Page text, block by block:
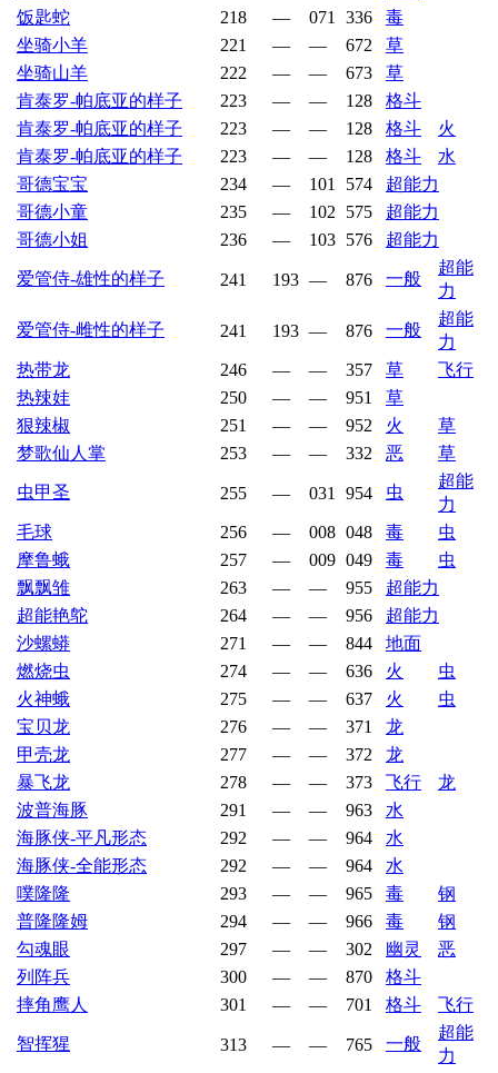
饭匙蛇
218 — 071 336
毒
坐骑小羊
221 — — 672
草
坐骑山羊
222 — — 673
草
肯泰罗-帕底亚的样子
223 — — 128
格斗
肯泰罗-帕底亚的样子
223 — — 128 格斗
火
肯泰罗-帕底亚的样子
223 — — 128 格斗
水
哥德宝宝
234 — 101 574
超能力
哥德小童
235 — 102 575
超能力
哥德小姐
236 — 103 576 超能力
爱管侍-雄性的样子 241 193 — 876 一般
超能
力
爱管侍-雌性的样子 241 193 — 876 一般
超能
力
热带龙
246 — — 357 草
飞行
热辣娃
250 — — 951
草
狠辣椒
251 — — 952 火
草
梦歌仙人掌
253 — — 332 恶 草
虫甲圣 255 — 031 954 虫
超能
力
毛球
256 — 008 048 毒
虫
摩鲁蛾
257 — 009 049 毒
虫
飘飘雏
263 — — 955
超能力
超能艳鸵
264 — — 956
超能力
沙螺蟒
271 — — 844
地面
燃烧虫
274 — — 636 火
虫
火神蛾
275 — — 637 火
虫
宝贝龙
276 — — 371
龙
甲壳龙
277 — — 372
龙
暴飞龙
278 — — 373 飞行
龙
波普海豚
291 — — 963
水
海豚侠-平凡形态
292 — — 964
水
海豚侠-全能形态
292 — — 964
水
噗隆隆
293 — — 965 毒
钢
普隆隆姆
294 — — 966 毒
钢
勾魂眼
297 — — 302 幽灵
恶
列阵兵
300 — — 870
格斗
摔角鹰人
301 — — 701 格斗 飞行
智挥猩 313 — — 765 一般
超能
力